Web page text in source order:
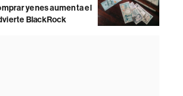
yenes aumenta el
BlackRock